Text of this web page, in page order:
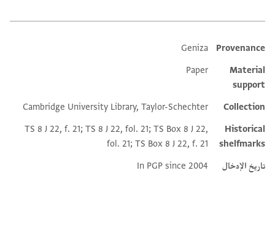
Additional metadata
Provenance
Geniza
Material
support
Paper
Collection
Cambridge University Library, Taylor-Schechter
Historical
shelfmarks
TS 8 J 22, f. 21; TS 8 J 22, fol. 21; TS Box 8 J 22,
fol. 21; TS Box 8 J 22, f. 21
تاريخ الإدخال
In PGP since 2004